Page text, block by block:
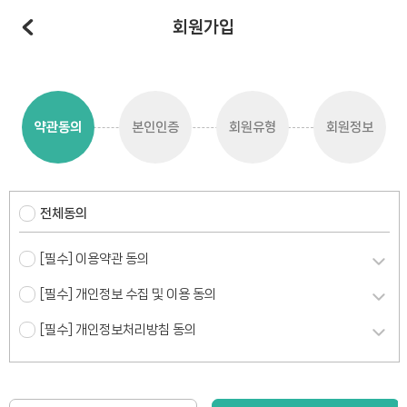
회원가입
약관동의 본인인증 회원유형 회원정보
전체동의
[필수] 이용약관 동의
[필수] 개인정보 수집 및 이용 동의
[필수] 개인정보처리방침 동의